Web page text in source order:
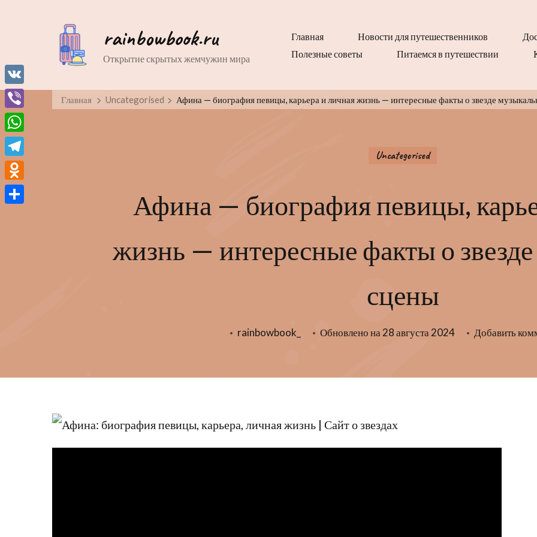
rainbowbook.ru
Открытие скрытых жемчужин мира
Главная Новости для путешественников
Полезные советы
Питаемся в путешествии
Главная Uncategorised Афина — биография певицы, карьера и личная жизнь — интересные факты о звезде
Uncategorised
Афина — биография певицы,
жизнь — интересные факты о
сцены
rainbowbook_ Обновлено на 28 августа 2024 Добавить
VK
Viber
WhatsApp
Telegram
Odnoklassniki